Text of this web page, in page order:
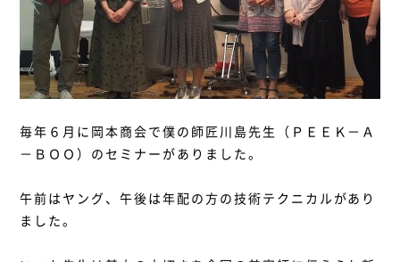
毎年６月に岡本商会で僕の師匠川島先生（ＰＥＥＫ－Ａ
－ＢＯＯ）のセミナーがありました。
午前はヤング、午後は年配の方の技術テクニカルがあり
ました。